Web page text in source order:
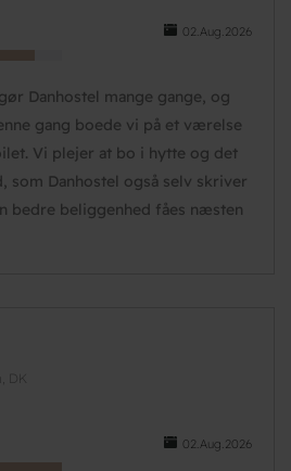
02.Aug.2026
Danhostel mange gange, og
gang boede vi på et værelse
Vi plejer at bo i hytte og det
som Danhostel også selv skriver
bedre beliggenhed fåes næsten
DK
02.Aug.2026